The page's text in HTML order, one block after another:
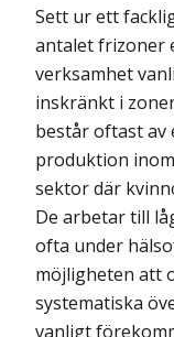
Sett ur ett
antalet frizoner
verksamhet
inskränkt i
består oftast av
produktion
sektor där
De arbetar till
ofta under
möjligheten att
systematiska
vanligt